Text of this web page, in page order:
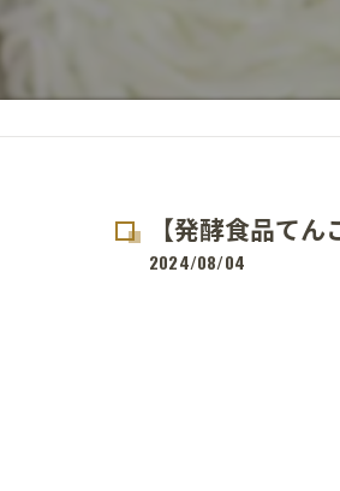
【発酵食品て
2024/08/04